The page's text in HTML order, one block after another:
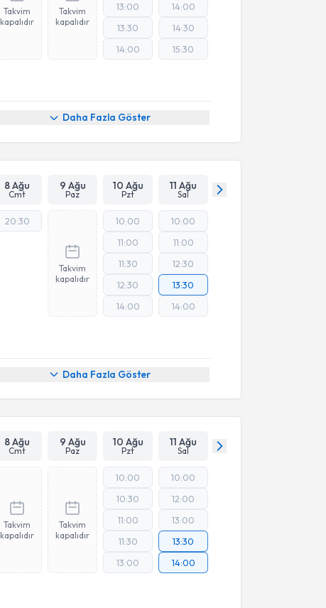
Takvim
kapalıdır
Takvim
kapalıdır
13:00
13:30
14:00
14:00
14:30
15:30
Daha Fazla Göster
8 Ağu
Cmt
9 Ağu
Paz
10 Ağu
Pzt
11 Ağu
Sal
20:30
Takvim
kapalıdır
10:00
11:00
11:30
12:30
14:00
10:00
11:00
12:30
13:30
14:00
Daha Fazla Göster
8 Ağu
Cmt
9 Ağu
Paz
10 Ağu
Pzt
11 Ağu
Sal
Takvim
kapalıdır
Takvim
kapalıdır
10:00
10:30
11:00
11:30
13:00
10:00
12:00
13:00
13:30
14:00